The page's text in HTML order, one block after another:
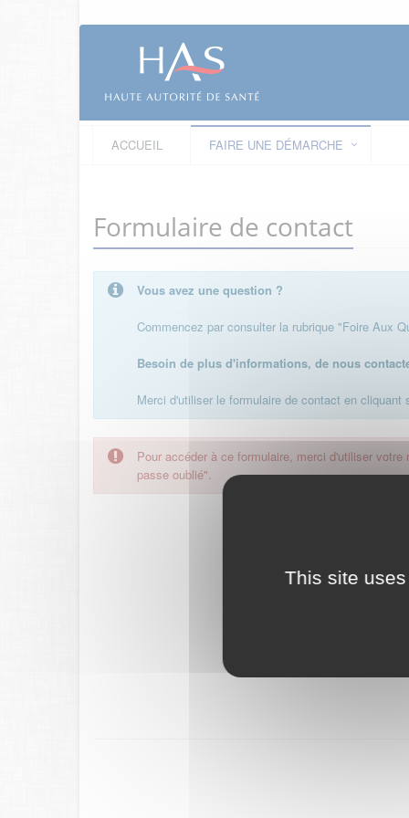
This site
ACCUEIL FAIRE UNE DÉMARCHE
Formulaire de contact
Vous avez une question ?
Commencez par consulter la rubrique "Foire Aux
Besoin de plus d'informations, de nous
Merci d'utiliser le formulaire de contact en cliquant
Pour accéder à ce formulaire, merci d'utiliser
passe oublié".